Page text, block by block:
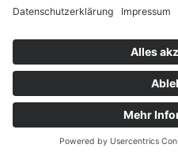
Situation
Verspannungen
Angst kann ein
noch Muskeln
profitiert von
übrigens auch für